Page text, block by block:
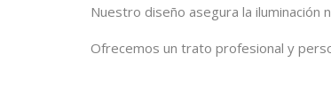
Nuestro diseño asegura la iluminación
Ofrecemos un trato profesional y